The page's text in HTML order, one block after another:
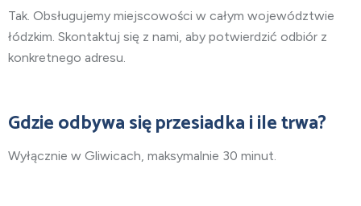
Tak. Obsługujemy miejscowości w całym województwie
łódzkim. Skontaktuj się z nami, aby potwierdzić odbiór z
konkretnego adresu.
Gdzie odbywa się przesiadka i ile trwa?
Wyłącznie w Gliwicach, maksymalnie 30 minut.